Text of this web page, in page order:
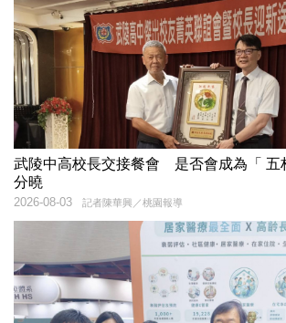
武陵中高校長交接餐會 是否會成為「 五
分曉
記者陳華興／桃園報導
2026-08-03